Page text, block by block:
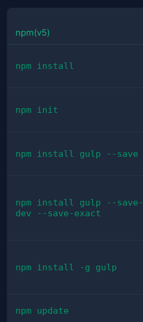
npm(v5)
npm install
npm init
npm install gulp --save
npm install gulp --save-
dev --save-exact
npm install -g gulp
npm update